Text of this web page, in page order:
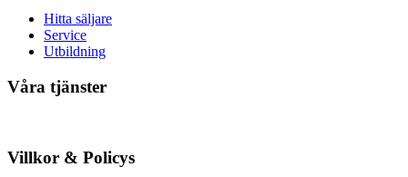
Hitta säljare
Service
Utbildning
Våra tjänster
Villkor & Policys